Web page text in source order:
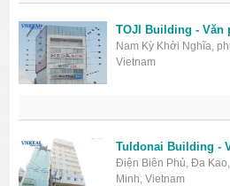
TOJI Building - Văn
Nam Kỳ Khởi Nghĩa,
Vietnam
Tuldonai Building -
Điện Biên Phủ, Đa
Minh, Vietnam